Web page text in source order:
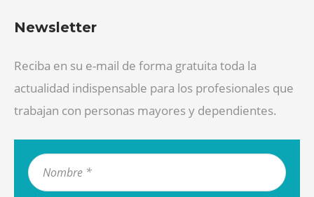
Newsletter
Reciba en su e-mail de forma gratuita toda la
actualidad indispensable para los profesionales que
trabajan con personas mayores y dependientes.